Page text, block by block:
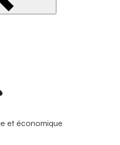
et économique